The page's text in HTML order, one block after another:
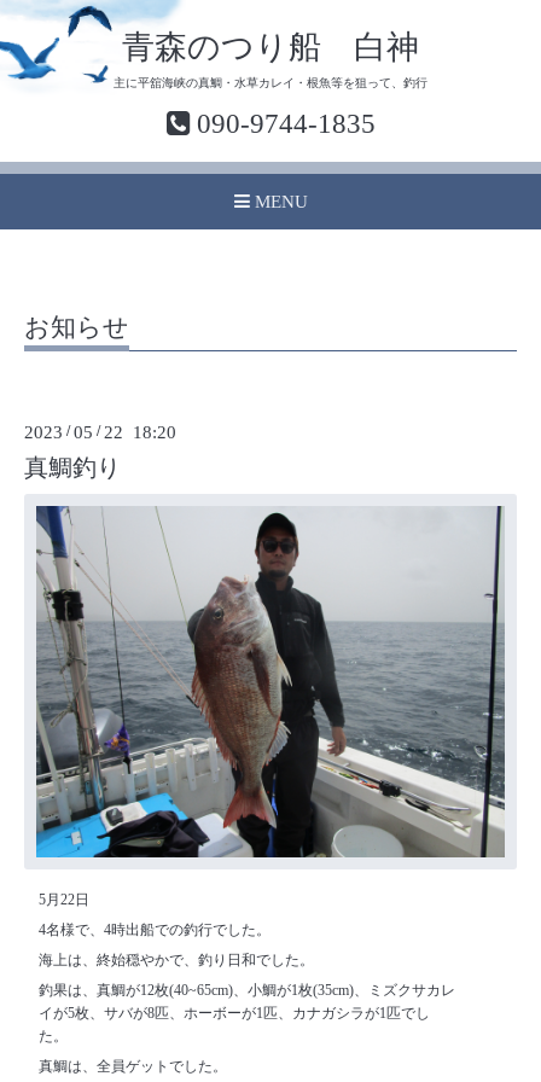
青森のつり船 白神
主に平舘海峡の真鯛・水草カレイ・根魚等を狙って、釣行
090-9744-1835
MENU
お知らせ
2023 /05 / 22 18:20
真鯛釣り
5月22日
4名様で、4時出船での釣行でした。
海上は、終始穏やかで、釣り日和でした。
釣果は、真鯛が12枚(40~65cm)、小鯛が1枚(35cm)、ミズクサカレ
イが5枚、サバが8匹、ホーボーが1匹、カナガシラが1匹でし
た。
真鯛は、全員ゲットでした。